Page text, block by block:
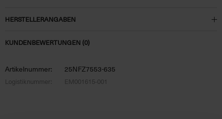
HERSTELLERANGABEN
KUNDENBEWERTUNGEN (0)
Artikelnummer: 25NFZ7553-635
Logistiknummer: EM001615-001